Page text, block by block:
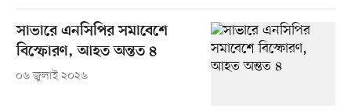
সাভারে এনসিপির সমাবেশে
বিস্ফোরণ, আহত অন্তত ৪
০৬ জুলাই ২০২৬